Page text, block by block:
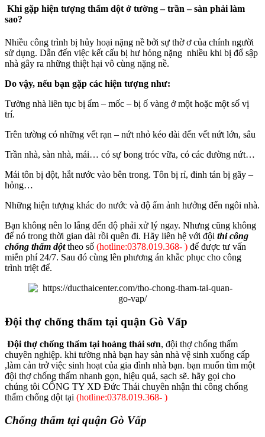
Khi gặp hiện tượng thấm dột ở tường – trần – sàn phải làm
sao?
Nhiều công trình bị hủy hoại nặng nề bởi sự thờ ơ của chính người
sử dụng. Dẫn đến việc kết cấu bị hư hỏng nặng nhiều khi bị đổ sập
nhà gây ra những thiệt hại vô cùng nặng nề.
Do vậy, nếu bạn gặp các hiện tượng như:
Tường nhà liên tục bị ẩm – mốc – bị ố vàng ở một hoặc một số vị
trí.
Trên tường có những vết rạn – nứt nhỏ kéo dài đến vết nứt lớn, sâu
Trần nhà, sàn nhà, mái… có sự bong tróc vữa, có các đường nứt…
Mái tôn bị dột, hắt nước vào bên trong. Tôn bị rỉ, đinh tán bị gãy –
hỏng…
Những hiện tượng khác do nước và độ ẩm ảnh hưởng đến ngôi nhà.
Bạn không nên lo lắng đến độ phải xử lý ngay. Nhưng cũng không
để nó trong thời gian dài rồi quên đi. Hãy liên hệ với đội thi công
chống thấm dộttheo số (hotline:0378.019.368- ) để được tư vấn
miễn phí 24/7. Sau đó cùng lên phương án khắc phục cho công
trình triệt để.
Đội thợ chống thấm tại quận Gò Vấp
Đội thợ chống thấm tại hoàng thái sơn, đội thợ chống thấm
chuyên nghiệp. khi tường nhà bạn hay sàn nhà vệ sinh xuống cấp
,làm cản trở việc sinh hoạt của gia đình nhà bạn. bạn muốn tìm một
đội thợ chống thấm nhanh gọn, hiệu quả, sạch sẽ. hãy gọi cho
chúng tôi CÔNG TY XD Đức Thái chuyên nhận thi công chống
thấm chống dột tại (hotline:0378.019.368- )
Chống thấm tại quận Gò Vấp